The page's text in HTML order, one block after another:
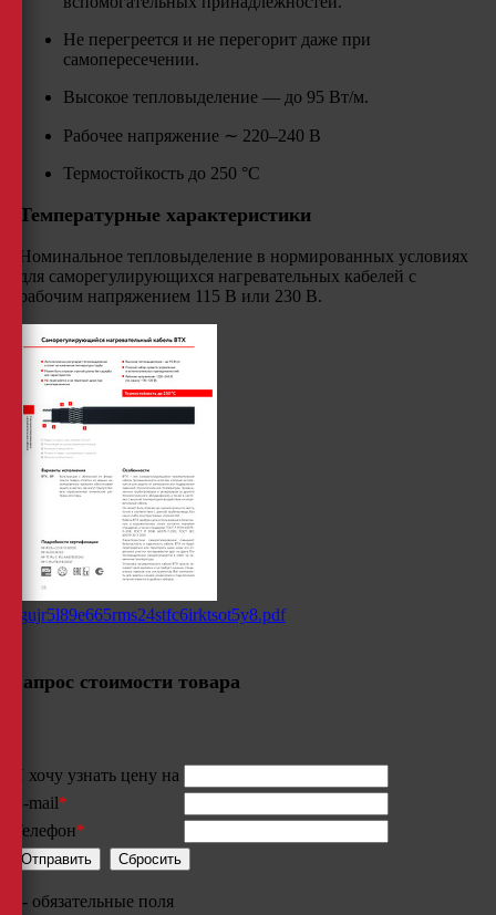
Не перегреется и не перегорит даже при
самопересечении.
Высокое тепловыделение — до 95 Вт/м.
Рабочее напряжение ∼ 220–240 В
Термостойкость до 250 °С
Температурные характеристики
Номинальное тепловыделение в нормированных условиях
для саморегулирующихся нагревательных кабелей с
рабочим напряжением 115 В или 230 В.
gujr5l89e665rms24stfc6irktsot5y8.pdf
Запрос стоимости товара
Я хочу узнать цену на
E-mail*
Телефон*
- обязательные поля